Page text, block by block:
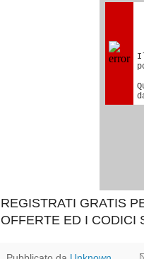
REGISTRATI GRATIS
OFFERTE ED I CODICI